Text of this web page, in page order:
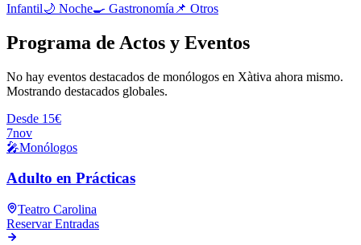
Infantil🌙 Noche🍳 Gastronomía 📌 Otros
Programa de Actos y Eventos
No hay eventos destacados de monólogos en Xàtiva ahora mismo.
Mostrando destacados globales.
Desde 15€
7nov
🎤Monólogos
Adulto en Prácticas
Teatro Carolina
Reservar Entradas